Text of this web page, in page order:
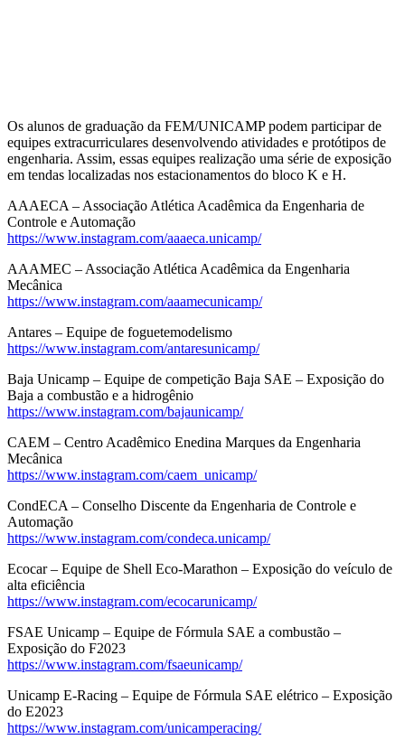
Os alunos de graduação da FEM/UNICAMP podem participar de
equipes extracurriculares desenvolvendo atividades e protótipos de
engenharia. Assim, essas equipes realização uma série de exposição
em tendas localizadas nos estacionamentos do bloco K e H.
AAAECA – Associação Atlética Acadêmica da Engenharia de
Controle e Automação
https://www.instagram.com/aaaeca.unicamp/
AAAMEC – Associação Atlética Acadêmica da Engenharia
Mecânica
https://www.instagram.com/aaamecunicamp/
Antares – Equipe de foguetemodelismo
https://www.instagram.com/antaresunicamp/
Baja Unicamp – Equipe de competição Baja SAE – Exposição do
Baja a combustão e a hidrogênio
https://www.instagram.com/bajaunicamp/
CAEM – Centro Acadêmico Enedina Marques da Engenharia
Mecânica
https://www.instagram.com/caem_unicamp/
CondECA – Conselho Discente da Engenharia de Controle e
Automação
https://www.instagram.com/condeca.unicamp/
Ecocar – Equipe de Shell Eco-Marathon – Exposição do veículo de
alta eficiência
https://www.instagram.com/ecocarunicamp/
FSAE Unicamp – Equipe de Fórmula SAE a combustão –
Exposição do F2023
https://www.instagram.com/fsaeunicamp/
Unicamp E-Racing – Equipe de Fórmula SAE elétrico – Exposição
do E2023
https://www.instagram.com/unicamperacing/